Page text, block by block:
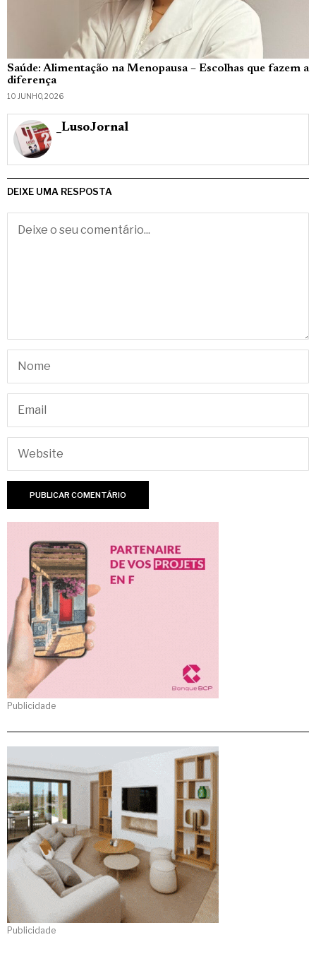
Saúde: Alimentação na Menopausa – Escolhas que fazem a
diferença
10 JUNHO, 2026
_LusoJornal
DEIXE UMA RESPOSTA
Publicidade
Publicidade